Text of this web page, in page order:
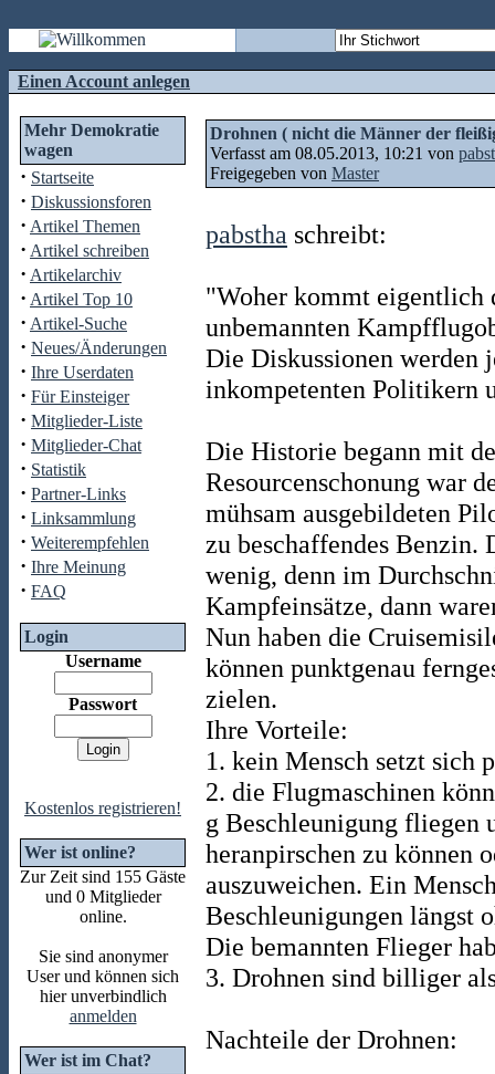
Einen Account anlegen
Mehr Demokratie
wagen
· Startseite
· Diskussionsforen
· Artikel Themen
· Artikel schreiben
· Artikelarchiv
· Artikel Top 10
· Artikel-Suche
· Neues/Änderungen
· Ihre Userdaten
· Für Einsteiger
· Mitglieder-Liste
· Mitglieder-Chat
· Statistik
· Partner-Links
· Linksammlung
· Weiterempfehlen
· Ihre Meinung
· FAQ
Login
Username
Passwort
Kostenlos registrieren!
Wer ist online?
Zur Zeit sind 155 Gäste
und 0 Mitglieder
online.
Sie sind anonymer
User und können sich
hier unverbindlich
anmelden
Wer ist im Chat?
Drohnen ( nicht die Männer der
Verfasst am 08.05.2013, 10:21 von
Freigegeben von Master
pabstha schreibt:
"Woher kommt eigentlich
unbemannten
Die Diskussionen werden
inkompetenten Politikern
Die Historie begann mit
Resourcenschonung war
mühsam ausgebildeten
zu beschaffendes
wenig, denn im
Kampfeinsätze, dann
Nun haben die
können punktgenau
zielen.
Ihre Vorteile:
1. kein Mensch setzt sich
2. die Flugmaschinen
g Beschleunigung fliegen
heranpirschen zu können
auszuweichen. Ein
Beschleunigungen längst
Die bemannten Flieger
3. Drohnen sind billiger
Nachteile der Drohnen: